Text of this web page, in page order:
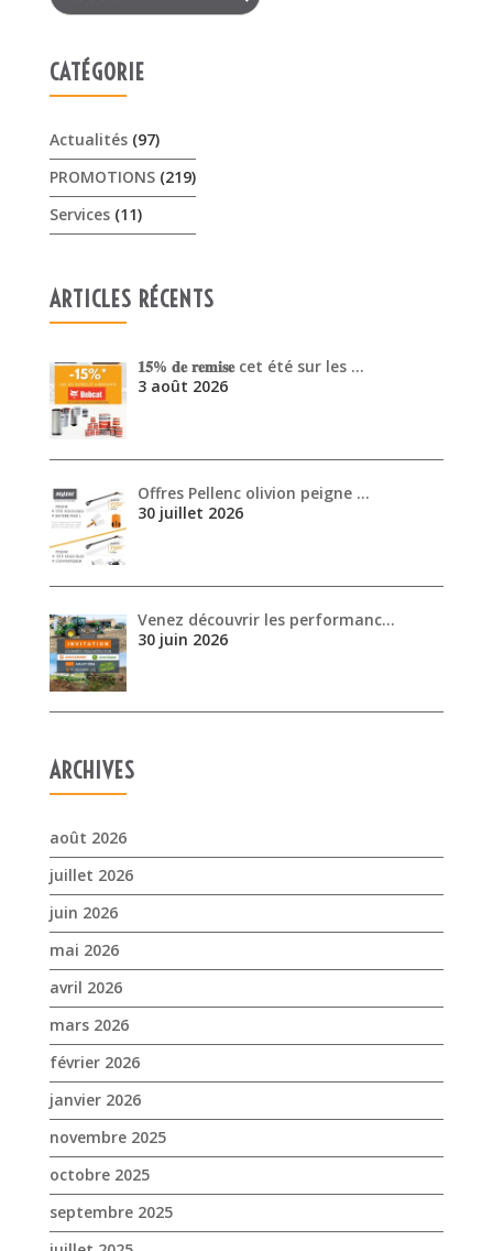
𝟏𝟓% 𝐝𝐞 𝐫𝐞𝐦𝐢𝐬𝐞 cet été sur les …
3 août 2026
Offres Pellenc olivion peigne …
30 juin 2026
ARCHIVES
août 2026
juillet 2026
mai 2026
mars 2026
février 2026
janvier 2026
novembre 2025
octobre 2025
septembre 2025
juillet 2025
avril 2025
mars 2025
février 2025
janvier 2025